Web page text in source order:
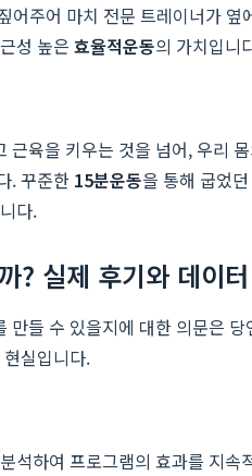
어주어 마치 전문 트레이너가
성 높은 효율적운동의 가치입니
육을 키우는 것을 넘어, 우리
. 꾸준한 15분운동을 통해 굽었
다.
? 실제 후기와 데이
들 수 있을지에 대한 의문은
실입니다.
석하여 프로그램의 효과를 지속